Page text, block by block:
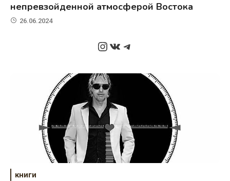
непревзойденной атмосферой Востока
26.06.2024
Instagram
ВКонтакте
Telegram
книги